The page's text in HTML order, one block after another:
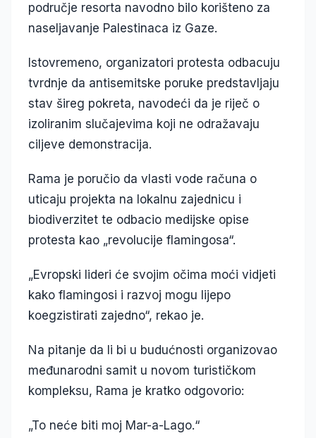
područje resorta navodno bilo korišteno za
naseljavanje Palestinaca iz Gaze.
Istovremeno, organizatori protesta odbacuju
tvrdnje da antisemitske poruke predstavljaju
stav šireg pokreta, navodeći da je riječ o
izoliranim slučajevima koji ne odražavaju
ciljeve demonstracija.
Rama je poručio da vlasti vode računa o
uticaju projekta na lokalnu zajednicu i
biodiverzitet te odbacio medijske opise
protesta kao „revolucije flamingosa“.
„Evropski lideri će svojim očima moći vidjeti
kako flamingosi i razvoj mogu lijepo
koegzistirati zajedno“, rekao je.
Na pitanje da li bi u budućnosti organizovao
međunarodni samit u novom turističkom
kompleksu, Rama je kratko odgovorio:
„To neće biti moj Mar-a-Lago.“